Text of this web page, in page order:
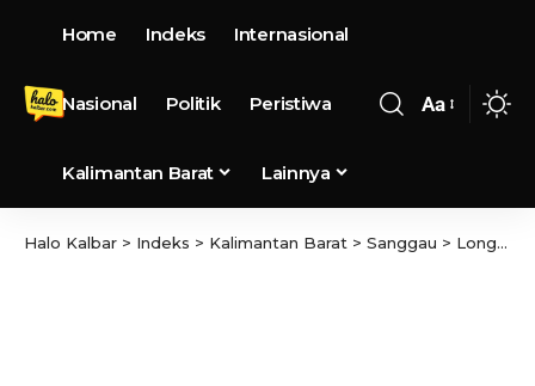
Home Indeks Internasional
Nasional Politik Peristiwa
Kalimantan Barat Lainnya
Aa
Halo Kalbar > Indeks > Kalimantan Barat > Sanggau > Longsor Jalan Nasional Di Sanggau, Pemerintah Pusat Melalui Balai Pelaksana Jalan Nasional turun Tangan